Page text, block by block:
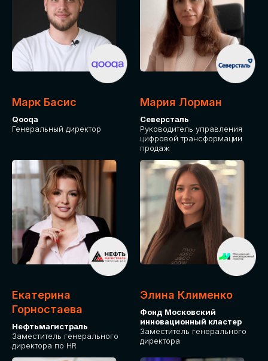
Марк Басис
Qooqa
Генеральный директор
Мария Лорман
Северсталь
Руководитель управления
цифровой трансформации
продаж
Екатерина
Горностаева
Нефтьмагистраль
Заместитель генерального
директора по HR
Элина Клименко
Фонд Московский
инновационный кластер
Заместитель генерального
директора
Приглашаем стать партнером GLOBAL
TECH FORUM и презентовать ваши
решения целевой аудитории. Будем
рады сотрудничеству!
СТАНЬТЕ
ЭКСПОНЕНТОМ
ПОДАТЬ ЗАЯВКУ
IT Solutions for Business